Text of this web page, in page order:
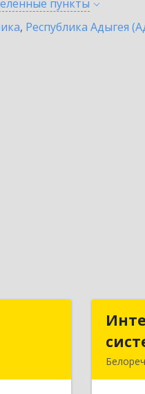
пункты
, Республика Адыгея
край,